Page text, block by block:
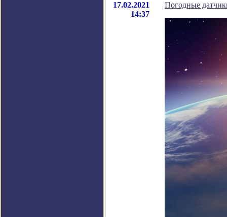
17.02.2021
14:37
Погодные